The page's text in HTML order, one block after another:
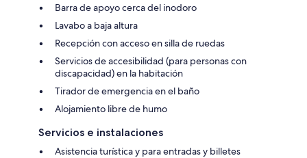
Barra de apoyo cerca del inodoro
Lavabo a baja altura
Recepción con acceso en silla de ruedas
Servicios de accesibilidad (para personas con
discapacidad) en la habitación
Tirador de emergencia en el baño
Alojamiento libre de humo
Servicios e instalaciones
Asistencia turística y para entradas y billetes